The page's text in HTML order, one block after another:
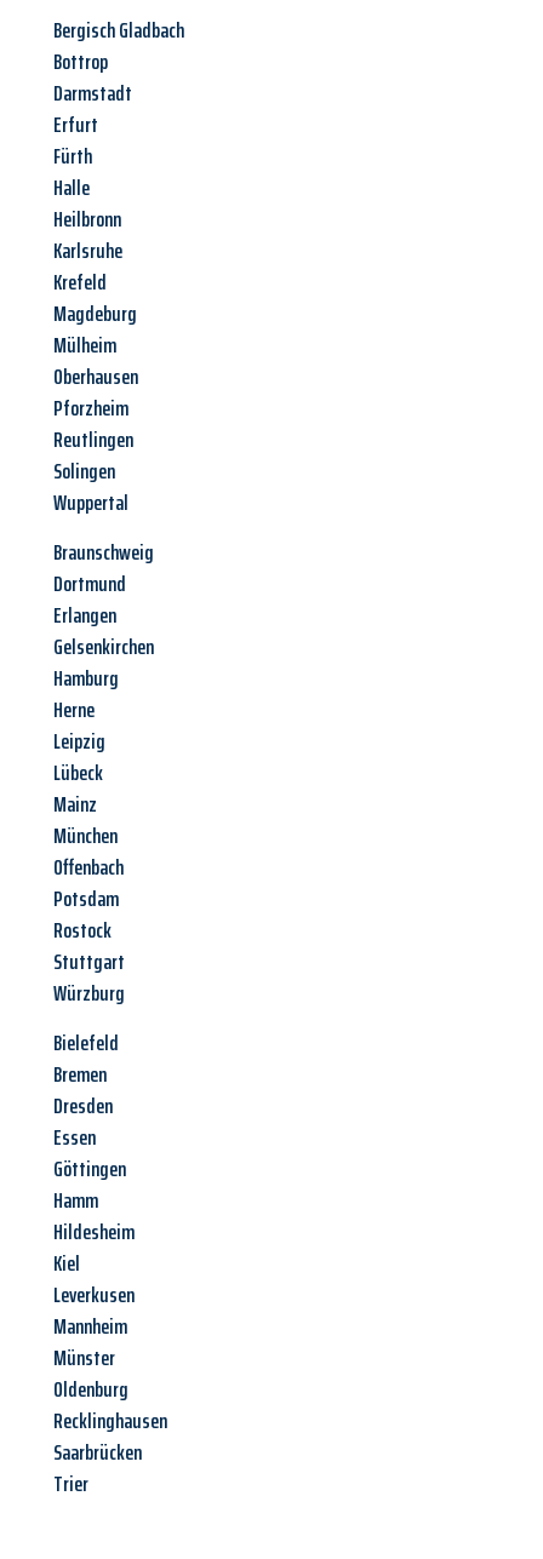
Bergisch Gladbach
Bottrop
Darmstadt
Erfurt
Fürth
Halle
Heilbronn
Karlsruhe
Krefeld
Magdeburg
Mülheim
Oberhausen
Pforzheim
Reutlingen
Solingen
Wuppertal
Braunschweig
Dortmund
Erlangen
Gelsenkirchen
Hamburg
Herne
Leipzig
Lübeck
Mainz
München
Offenbach
Potsdam
Rostock
Stuttgart
Würzburg
Bielefeld
Bremen
Dresden
Essen
Göttingen
Hamm
Hildesheim
Kiel
Leverkusen
Mannheim
Münster
Oldenburg
Recklinghausen
Saarbrücken
Trier